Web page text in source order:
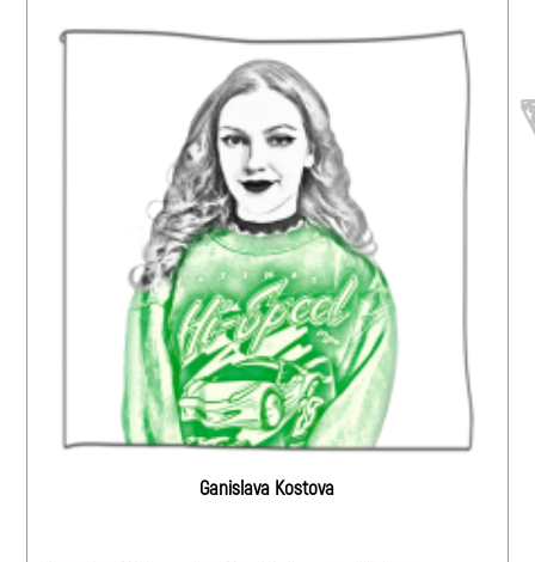
Ganislava Kostova